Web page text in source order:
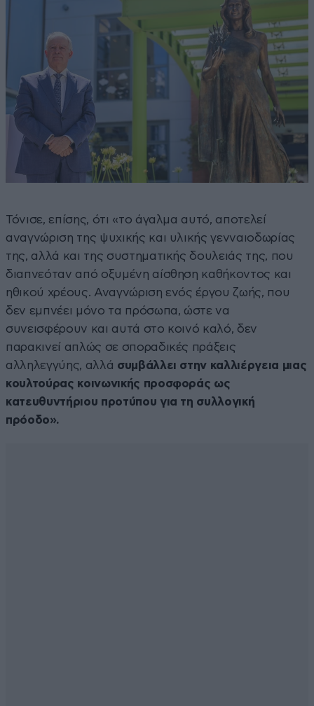
Τόνισε, επίσης, ότι «το άγαλμα αυτό, αποτελεί
αναγνώριση της ψυχικής και υλικής γενναιοδωρίας
της, αλλά και της συστηματικής δουλειάς της, που
διαπνεόταν από οξυμένη αίσθηση καθήκοντος και
ηθικού χρέους. Αναγνώριση ενός έργου ζωής, που
δεν εμπνέει μόνο τα πρόσωπα, ώστε να
συνεισφέρουν και αυτά στο κοινό καλό, δεν
παρακινεί απλώς σε σποραδικές πράξεις
αλληλεγγύης, αλλά συμβάλλει στην καλλιέργεια μιας
κουλτούρας κοινωνικής προσφοράς ως
κατευθυντήριου προτύπου για τη συλλογική
πρόοδο».